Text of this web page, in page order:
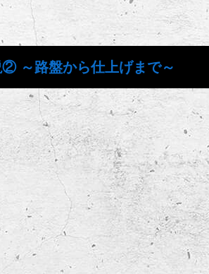
② ～路盤から仕上げまで～